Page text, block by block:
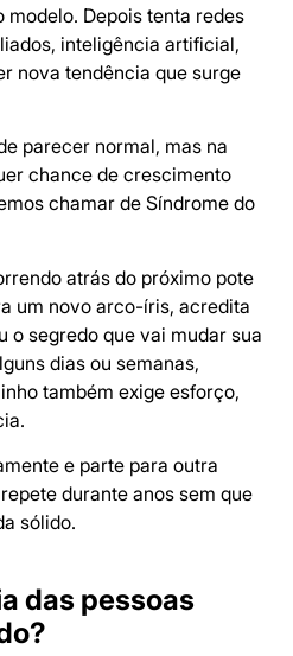
modelo. Depois tenta redes
inteligência artificial,
nova tendência que surge
parecer normal, mas na
chance de crescimento
chamar de Síndrome do
atrás do próximo pote
um novo arco-íris, acredita
o segredo que vai mudar sua
dias ou semanas,
também exige esforço,
e parte para outra
durante anos sem que
sólido.
das pessoas